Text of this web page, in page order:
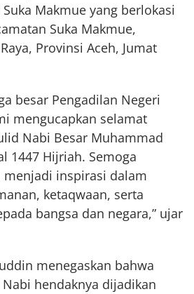
Makmue yang berlokasi
Suka Makmue,
Provinsi Aceh, Jumat
besar Pengadilan Negeri
mengucapkan selamat
Nabi Besar Muhammad
1447 Hijriah. Semoga
menjadi inspirasi dalam
ketaqwaan, serta
bangsa dan negara,” ujar
menegaskan bahwa
hendaknya dijadikan